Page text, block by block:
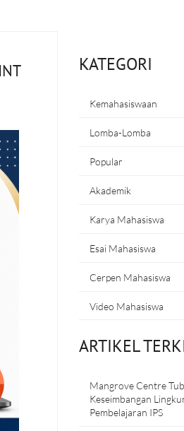
KATEGORI
Kemahasiswaan
Lomba-Lomba
Popular
Akademik
Karya Mahasiswa
Esai Mahasiswa
Cerpen Mahasiswa
Video Mahasiswa
ARTIKEL
Mangrove Centre
Keseimbangan
Pembelajaran IPS